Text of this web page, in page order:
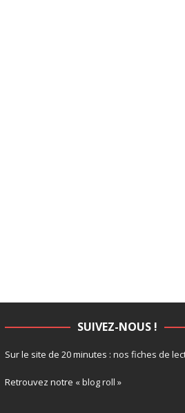
SUIVEZ-NOUS !
Sur le site de 20 minutes : nos fiches de
Retrouvez notre « blog roll »